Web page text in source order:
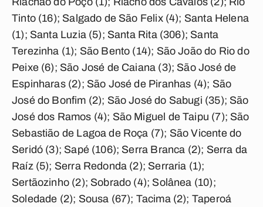
Tinto (16); Salgado de São Felix (4); Santa Helena
(1); Santa Luzia (5); Santa Rita (306); Santa
Terezinha (1); São Bento (14); São João do Rio do
Peixe (6); São José de Caiana (3); São José de
Espinharas (2); São José de Piranhas (4); São
José do Bonfim (2); São José do Sabugi (35); São
José dos Ramos (4); São Miguel de Taipu (7); São
Sebastião de Lagoa de Roça (7); São Vicente do
Seridó (3); Sapé (106); Serra Branca (2); Serra da
Raíz (5); Serra Redonda (2); Serraria (1);
Sertãozinho (2); Sobrado (4); Solânea (10);
Soledade (2); Sousa (67); Tacima (2); Taperoá